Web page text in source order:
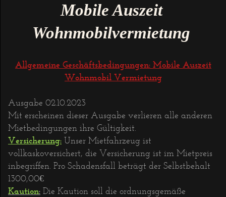
Mobile Auszeit
Wohnmobilvermietung
Allgemeine Geschäftsbedingungen: Mobile Auszeit
Wohnmobil Vermietung
Ausgabe 02.10.2023
Mit erscheinen dieser Ausgabe verlieren alle anderen
Mietbedingungen ihre Gültigkeit.
Versicherung: Unser Mietfahrzeug ist
vollkaskoversichert, die Versicherung ist im Mietpreis
inbegriffen. Pro Schadensfall beträgt der Selbstbehalt
1300,00€
Kaution: Die Kaution soll die ordnungsgemäße